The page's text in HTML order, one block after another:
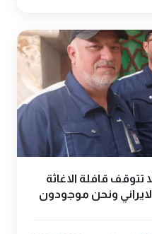
تتوقف قافلة الاغاثة
ونحن موجودون